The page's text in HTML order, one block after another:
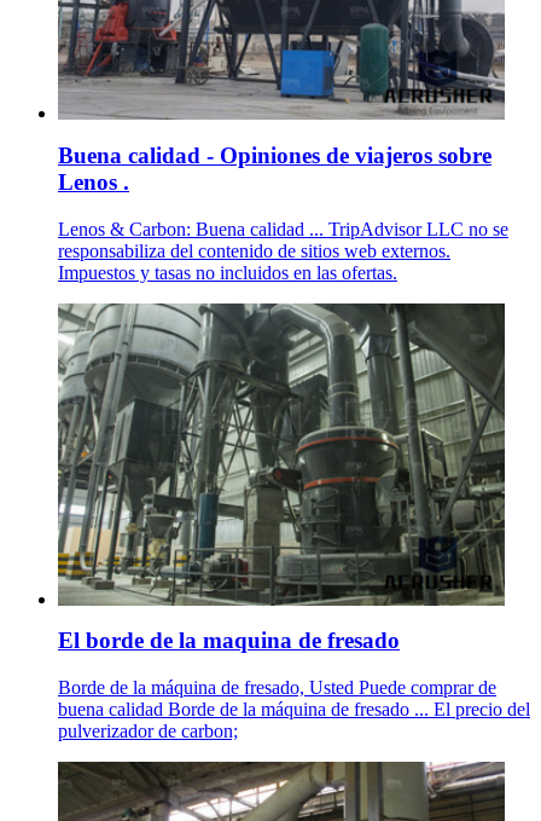
Buena calidad - Opiniones de viajeros sobre
Lenos .
Lenos & Carbon: Buena calidad ... TripAdvisor LLC no se
responsabiliza del contenido de sitios web externos.
Impuestos y tasas no incluidos en las ofertas.
El borde de la maquina de fresado
Borde de la máquina de fresado, Usted Puede comprar de
buena calidad Borde de la máquina de fresado ... El precio del
pulverizador de carbon;